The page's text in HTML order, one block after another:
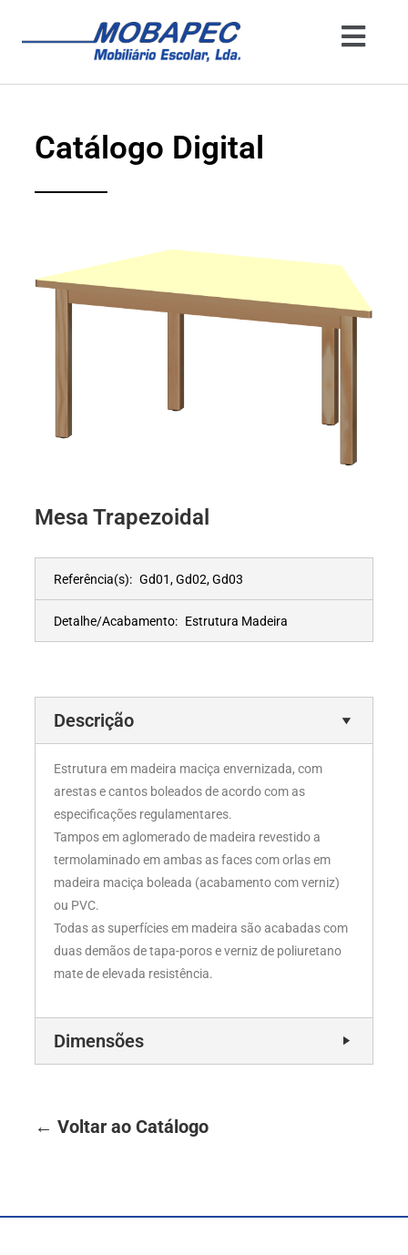
Catálogo Digital
Mesa Trapezoidal
Referência(s): Gd01, Gd02, Gd03
Detalhe/Acabamento: Estrutura Madeira
Descrição
Estrutura em madeira maciça envernizada, com
arestas e cantos boleados de acordo com as
especificações regulamentares.
Tampos em aglomerado de madeira revestido a
termolaminado em ambas as faces com orlas em
madeira maciça boleada (acabamento com verniz)
ou PVC.
Todas as superfícies em madeira são acabadas com
duas demãos de tapa-poros e verniz de poliuretano
mate de elevada resistência.
Dimensões
← Voltar ao Catálogo